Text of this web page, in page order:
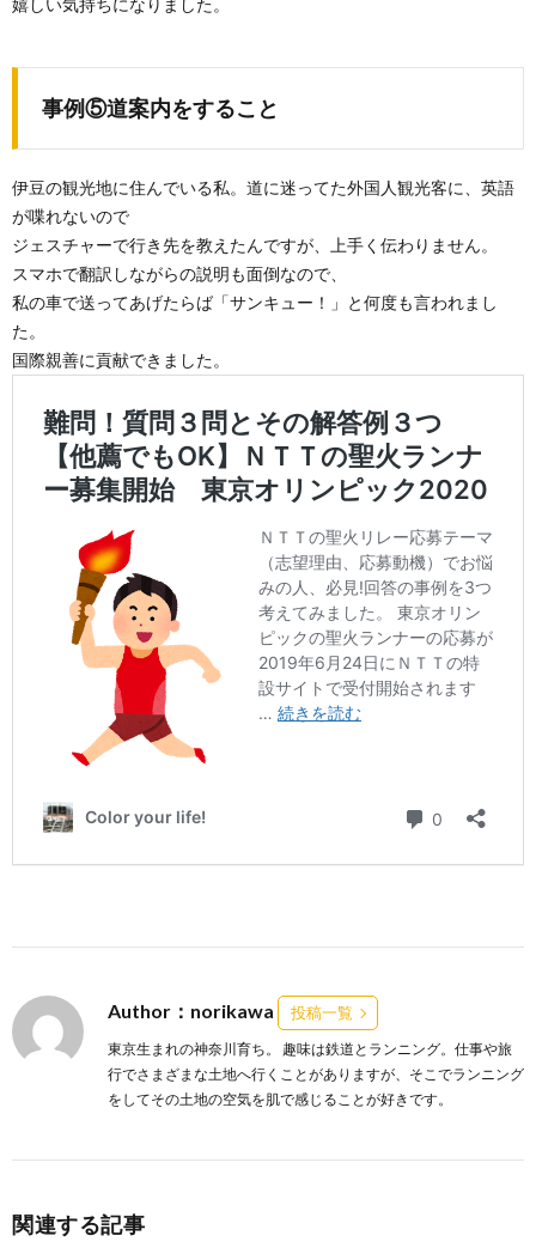
嬉しい気持ちになりました。
事例⑤道案内をすること
伊豆の観光地に住んでいる私。道に迷ってた外国人観光客に、英語
が喋れないので
ジェスチャーで行き先を教えたんですが、上手く伝わりません。
スマホで翻訳しながらの説明も面倒なので、
私の車で送ってあげたらば「サンキュー！」と何度も言われまし
た。
国際親善に貢献できました。
Author：norikawa 投稿一覧
東京生まれの神奈川育ち。 趣味は鉄道とランニング。仕事や旅
行でさまざまな土地へ行くことがありますが、そこでランニング
をしてその土地の空気を肌で感じることが好きです。
関連する記事